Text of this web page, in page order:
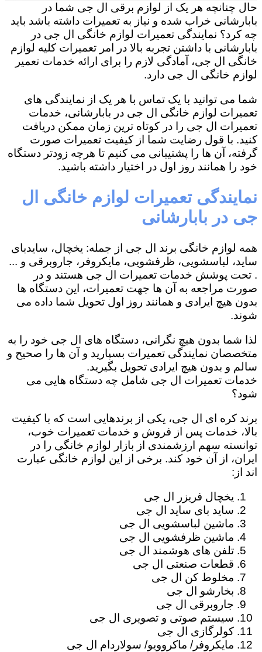
حال چنانچه هر یک از لوازم برقی ال جی شما در
بابارشانی خراب شده و نیاز به تعمیرات داشته باشد باید
چه کرد؟ نمایندگی تعمیرات لوازم خانگی ال جی در
بابارشانی با داشتن تجربه بالا در امر تعمیرات کلیه لوازم
خانگی ال جی، آمادگی لازم را برای ارائه خدمات تعمیر
لوازم خانگی ال جی دارد.
شما می توانید با یک تماس با هر یک از نمایندگی های
تعمیرات لوازم خانگی ال جی در بابارشانی، خدمات
تعمیرات ال جی را در کوتاه ترین زمان ممکن دریافت
کنید. با قول رضایت شما از کیفیت تعمیرات صورت
گرفته، آن ها را پشتیبانی می کنیم تا هرچه زودتر دستگاه
خود را همانند روز اول در اختیار داشته باشید.
نمایندگی تعمیرات لوازم خانگی ال
جی در بابارشانی
همه لوازم خانگی برند ال جی از جمله: یخچال، سایدبای
ساید، لباسشویی، ظرفشویی، مایکروفر، جاروبرقی و ...
. تحت پوشش خدمات تعمیرات ال جی هستند و در
صورت مراجعه به آن ها جهت تعمیرات، این دستگاه ها
بدون هیچ ایرادی و همانند روز اول تحویل شما داده می
شوند.
لذا شما بدون هیچ نگرانی، دستگاه های ال جی خود را به
متخصصان نمایندگی تعمیرات بسپارید و آن ها را صحیح و
سالم و بدون هیچ ایرادی تحویل بگیرید.
خدمات تعمیرات ال جی شامل چه دستگاه هایی می
شود؟
برند کره ای ال جی، یکی از برندهایی است که با کیفیت
بالا، خدمات پس از فروش و خدمات تعمیرات خوب،
توانسته سهم ارزشمندی از بازار لوازم خانگی را در
ایران، از آن خود کند. برخی از این لوازم خانگی عبارت
اند از:
یخچال فریزر ال جی
ساید بای ساید ال جی
ماشین لباسشویی ال جی
ماشین ظرفشویی ال جی
تلفن های هوشمند ال جی
قطعات صنعتی ال جی
مخلوط کن ال جی
بخارشو ال جی
جاروبرقی ال جی
سیستم صوتی و تصویری ال جی
کولرگازی ال جی
مایکروفر/ ماکروویو/ سولاردام ال جی